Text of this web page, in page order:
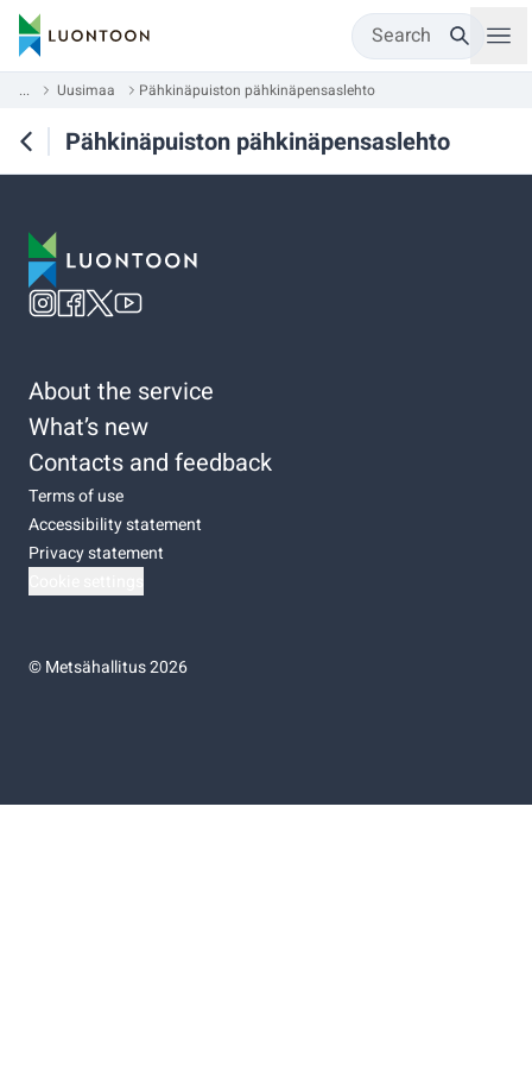
Search
... Uusimaa Pähkinäpuiston pähkinäpensaslehto
Pähkinäpuiston pähkinäpensaslehto
About the service
What’s new
Contacts and feedback
Terms of use
Accessibility statement
Privacy statement
©Metsähallitus 2026